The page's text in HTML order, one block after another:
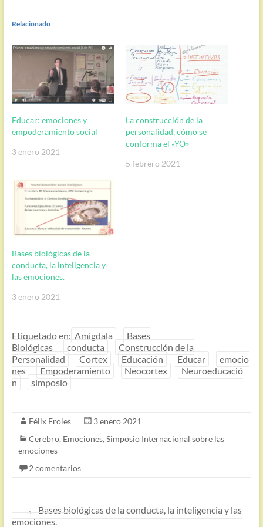
Relacionado
Educar: emociones y
empoderamiento social
3 enero 2021
La construcción de la
personalidad, cómo se
conforma el «YO»
5 febrero 2021
Bases biológicas de la
conducta, la inteligencia y
las emociones.
3 enero 2021
Etiquetado en: Amígdala
Bases
Biológicas
conducta
Construcción de la
Personalidad
Cortex Educación Educar
emocio
nes
Empoderamiento Neocortex
Neuroeducació
n
simposio
Félix Eroles
3 enero 2021
Cerebro, Emociones, Simposio Internacional sobre las
emociones
2 comentarios
← Bases biológicas de la conducta, la inteligencia y las
emociones.